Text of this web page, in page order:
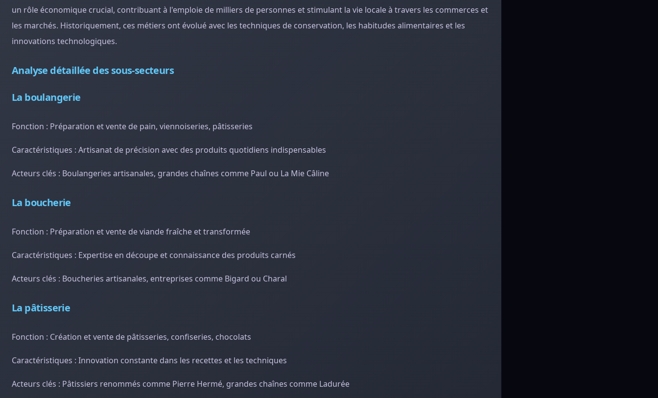
un rôle économique crucial, contribuant à l'emploie de milliers de personnes et stimulant la vie locale à travers les commerces et
les marchés. Historiquement, ces métiers ont évolué avec les techniques de conservation, les habitudes alimentaires et les
innovations technologiques.
Analyse détaillée des sous-secteurs
La boulangerie
Fonction : Préparation et vente de pain, viennoiseries, pâtisseries
Caractéristiques : Artisanat de précision avec des produits quotidiens indispensables
Acteurs clés : Boulangeries artisanales, grandes chaînes comme Paul ou La Mie Câline
La boucherie
Fonction : Préparation et vente de viande fraîche et transformée
Caractéristiques : Expertise en découpe et connaissance des produits carnés
Acteurs clés : Boucheries artisanales, entreprises comme Bigard ou Charal
La pâtisserie
Fonction : Création et vente de pâtisseries, confiseries, chocolats
Caractéristiques : Innovation constante dans les recettes et les techniques
Acteurs clés : Pâtissiers renommés comme Pierre Hermé, grandes chaînes comme Ladurée